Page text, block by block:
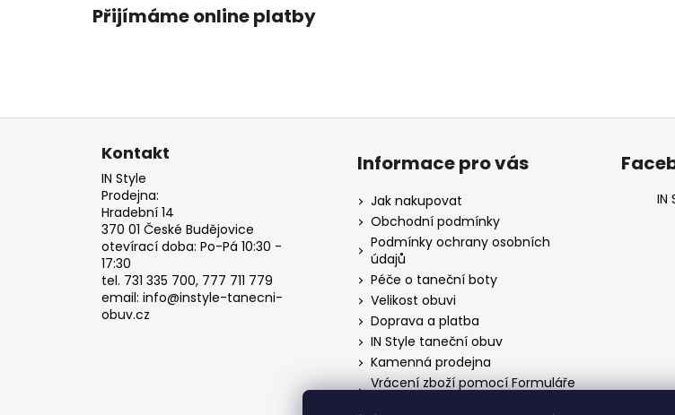
Přijímáme online platby
Kontakt
IN Style
Prodejna:
Hradební 14
370 01 České Budějovice
otevírací doba: Po-Pá 10:30 -
17:30
tel. 731 335 700, 777 711 779
email: info@instyle-tanecni-
obuv.cz
Informace pro vás
Jak nakupovat
Obchodní podmínky
Podmínky ochrany osobních
údajů
Péče o taneční boty
Velikost obuvi
Doprava a platba
IN Style taneční obuv
Kamenná prodejna
Vrácení zboží pomocí Formuláře
IN